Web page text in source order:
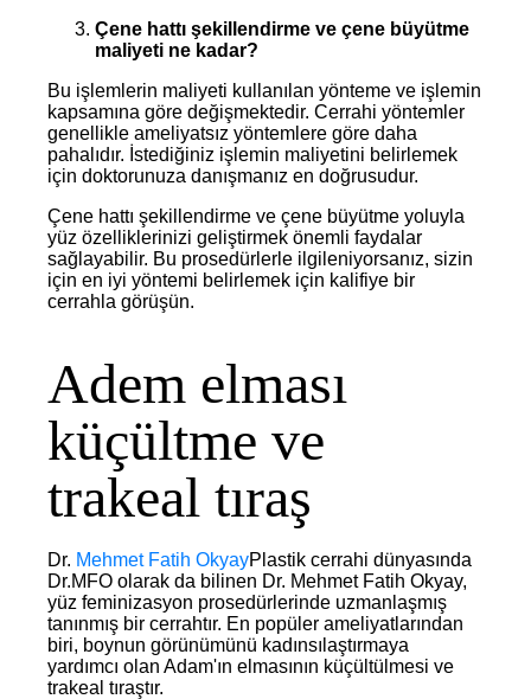
Çene hattı şekillendirme ve çene büyütme
maliyeti ne kadar?
Bu işlemlerin maliyeti kullanılan yönteme ve işlemin
kapsamına göre değişmektedir. Cerrahi yöntemler
genellikle ameliyatsız yöntemlere göre daha
pahalıdır. İstediğiniz işlemin maliyetini belirlemek
için doktorunuza danışmanız en doğrusudur.
Çene hattı şekillendirme ve çene büyütme yoluyla
yüz özelliklerinizi geliştirmek önemli faydalar
sağlayabilir. Bu prosedürlerle ilgileniyorsanız, sizin
için en iyi yöntemi belirlemek için kalifiye bir
cerrahla görüşün.
Adem elması
küçültme ve
trakeal tıraş
Dr. Mehmet Fatih OkyayPlastik cerrahi dünyasında
Dr.MFO olarak da bilinen Dr. Mehmet Fatih Okyay,
yüz feminizasyon prosedürlerinde uzmanlaşmış
tanınmış bir cerrahtır. En popüler ameliyatlarından
biri, boynun görünümünü kadınsılaştırmaya
yardımcı olan Adam'ın elmasının küçültülmesi ve
trakeal tıraştır.